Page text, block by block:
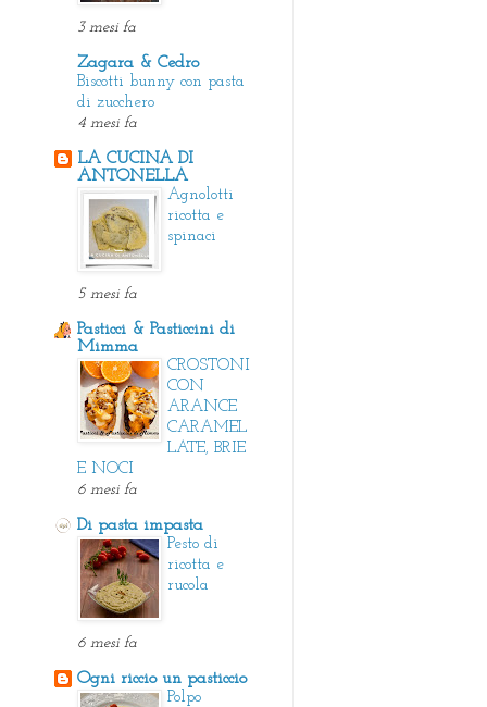
3 mesi fa
Zagara & Cedro
Biscotti bunny con pasta
di zucchero
4 mesi fa
LA CUCINA DI
ANTONELLA
Agnolotti
ricotta e
spinaci
5 mesi fa
Pasticci & Pasticcini di
Mimma
CROSTONI
CON
ARANCE
CARAMEL
LATE, BRIE
E NOCI
6 mesi fa
Di pasta impasta
Pesto di
ricotta e
rucola
6 mesi fa
Ogni riccio un pasticcio
Polpo